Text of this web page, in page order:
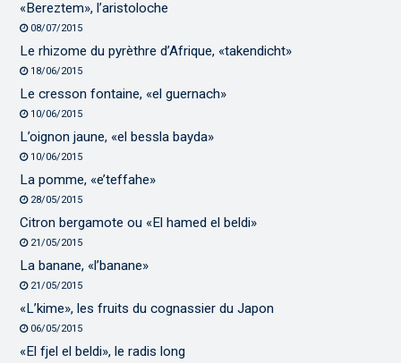
«Bereztem», l’aristoloche
08/07/2015
Le rhizome du pyrèthre d’Afrique, «takendicht»
18/06/2015
Le cresson fontaine, «el guernach»
10/06/2015
L’oignon jaune, «el bessla bayda»
10/06/2015
La pomme, «e’teffahe»
28/05/2015
Citron bergamote ou «El hamed el beldi»
21/05/2015
La banane, «l’banane»
21/05/2015
«L’kime», les fruits du cognassier du Japon
06/05/2015
«El fjel el beldi», le radis long